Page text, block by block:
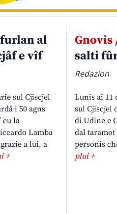
al
e vîf
sul Cjiscjel
i 50 agns
cu la
Lamba
a lui, a
+
Gnovis
salti
Redazion
Lunis ai 11
sul Cjiscjel
di Udine e
dal
personis
plui +